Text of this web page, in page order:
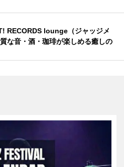
RECORDS lounge（ジャッジメ
な音・酒・珈琲が楽しめる癒しの